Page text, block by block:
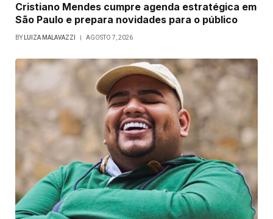
Cristiano Mendes cumpre agenda estratégica em
São Paulo e prepara novidades para o público
BY LUIZA MALAVAZZI AGOSTO 7, 2026